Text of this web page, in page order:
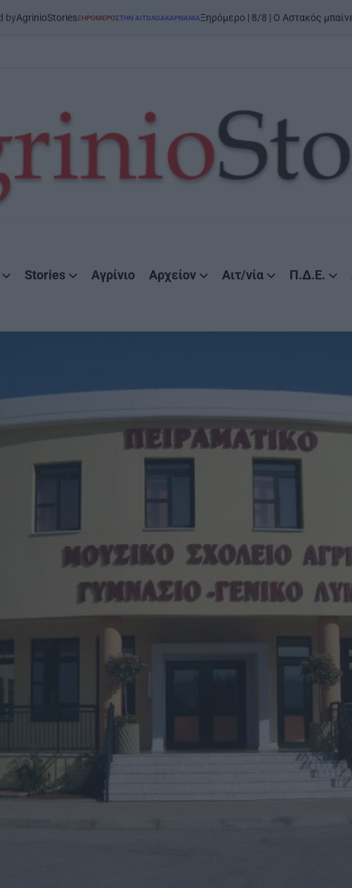
POSTED
ΞΗΡΟΜΕΡΟΣΤΗΝ ΑΙΤΩΛΟΑΚΑΡΝΑΝΊΑΞηρόμερο | 8/8 | Ο Αστακός μπαίνει στον χορό
Stories Αγρίνιο Αρχείον Αιτ/νία Π.Δ.Ε.